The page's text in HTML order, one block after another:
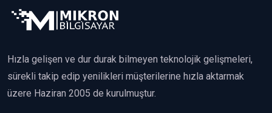
Hızla gelişen ve dur durak bilmeyen teknolojik gelişmeleri,
sürekli takip edip yenilikleri müşterilerine hızla aktarmak
üzere Haziran 2005 de kurulmuştur.